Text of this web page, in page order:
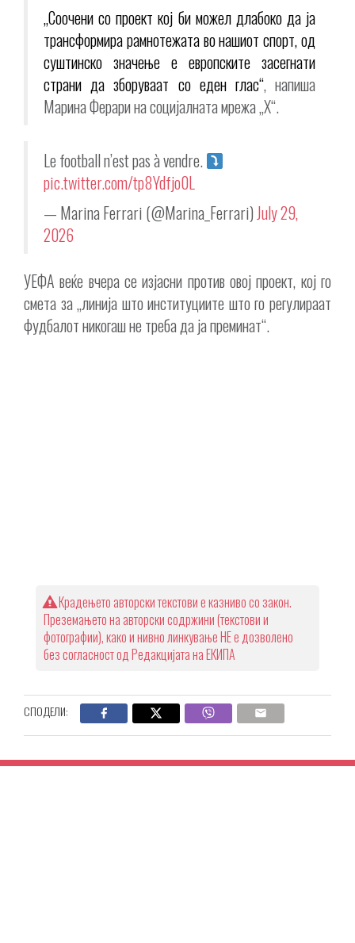
„Соочени со проект кој би можел длабоко да ја
трансформира рамнотежата во нашиот спорт, од
суштинско значење е европските засегнати
страни да зборуваат со еден глас“, напиша
Марина Ферари на социјалната мрежа „X“.
Le football n’est pas à vendre.
pic.twitter.com/tp8Ydfjo0L
— Marina Ferrari (@Marina_Ferrari) July 29,
2026
УЕФА веќе вчера се изјасни против овој проект, кој го
смета за „линија што институциите што го регулираат
фудбалот никогаш не треба да ја преминат“.
Крадењето авторски текстови е казниво со закон.
Преземањето на авторски содржини (текстови и
фотографии), како и нивно линкување НЕ е дозволено
без согласност од Редакцијата на ЕКИПА
СПОДЕЛИ: